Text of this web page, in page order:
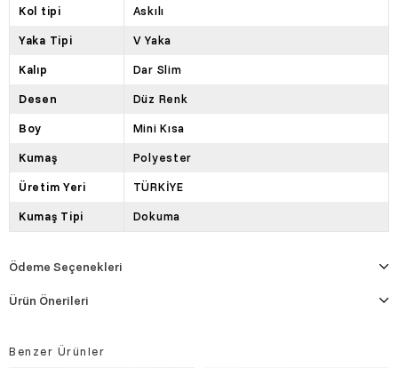
Kol tipi Askılı
Yaka Tipi V Yaka
Kalıp Dar Slim
Desen Düz Renk
Boy Mini Kısa
Kumaş Polyester
Üretim Yeri TÜRKİYE
Kumaş Tipi Dokuma
Ödeme Seçenekleri
Ürün Önerileri
Benzer Ürünler